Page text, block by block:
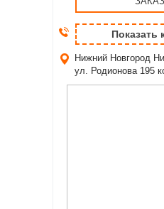
Показать
Нижний Новгород
ул. Родионова 195